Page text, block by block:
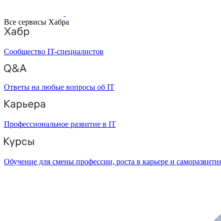
Все сервисы Хабра
Сообщество IT-специалистов
Ответы на любые вопросы об IT
Профессиональное развитие в IT
Обучение для смены профессии, роста в карьере и